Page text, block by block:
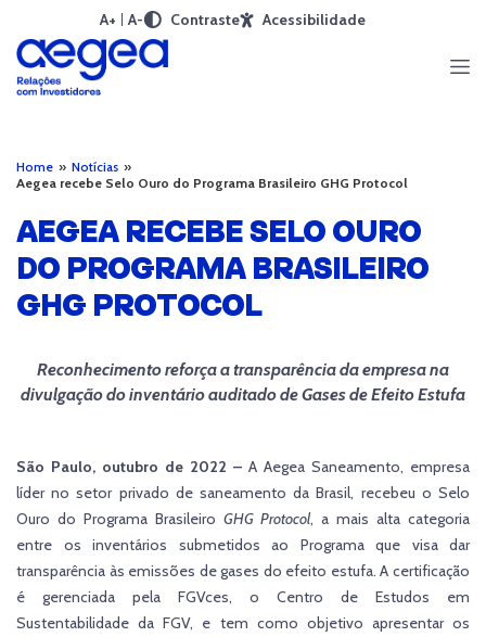
A+ A- Contraste Acessibilidade
Home » Notícias »
Aegea recebe Selo Ouro do Programa Brasileiro GHG Protocol
AEGEA RECEBE SELO OURO
DO PROGRAMA BRASILEIRO
GHG PROTOCOL
Reconhecimento reforça a transparência da empresa na
divulgação do inventário auditado de Gases de Efeito Estufa
São Paulo, outubro de 2022 – A Aegea Saneamento, empresa
líder no setor privado de saneamento da Brasil, recebeu o Selo
Ouro do Programa Brasileiro GHG Protocol, a mais alta categoria
entre os inventários submetidos ao Programa que visa dar
transparência às emissões de gases do efeito estufa. A certificação
é gerenciada pela FGVces, o Centro de Estudos em
Sustentabilidade da FGV, e tem como objetivo apresentar os